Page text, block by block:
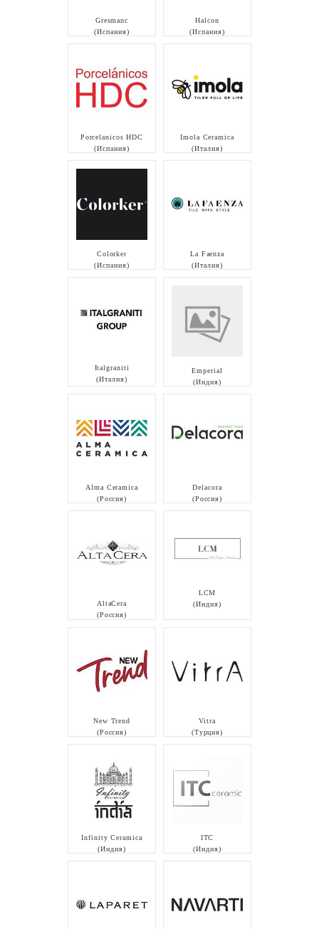
Gresmanc
(Испания)
Halcon
(Испания)
Porcelanicos HDC
(Испания)
Imola Ceramica
(Италия)
Colorker
(Испания)
La Faenza
(Италия)
Italgraniti
(Италия)
Emperial
(Индия)
Alma Ceramica
(Россия)
Delacora
(Россия)
AltaCera
(Россия)
LCM
(Индия)
New Trend
(Россия)
Vitra
(Турция)
Infinity Ceramica
(Индия)
ITC
(Индия)